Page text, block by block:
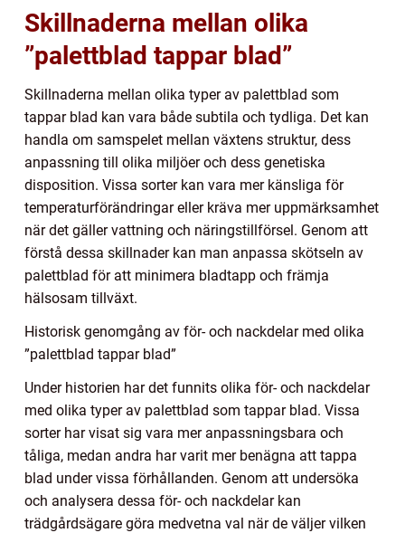
Skillnaderna mellan olika
”palettblad tappar blad”
Skillnaderna mellan olika typer av palettblad som
tappar blad kan vara både subtila och tydliga. Det kan
handla om samspelet mellan växtens struktur, dess
anpassning till olika miljöer och dess genetiska
disposition. Vissa sorter kan vara mer känsliga för
temperaturförändringar eller kräva mer uppmärksamhet
när det gäller vattning och näringstillförsel. Genom att
förstå dessa skillnader kan man anpassa skötseln av
palettblad för att minimera bladtapp och främja
hälsosam tillväxt.
Historisk genomgång av för- och nackdelar med olika
”palettblad tappar blad”
Under historien har det funnits olika för- och nackdelar
med olika typer av palettblad som tappar blad. Vissa
sorter har visat sig vara mer anpassningsbara och
tåliga, medan andra har varit mer benägna att tappa
blad under vissa förhållanden. Genom att undersöka
och analysera dessa för- och nackdelar kan
trädgårdsägare göra medvetna val när de väljer vilken